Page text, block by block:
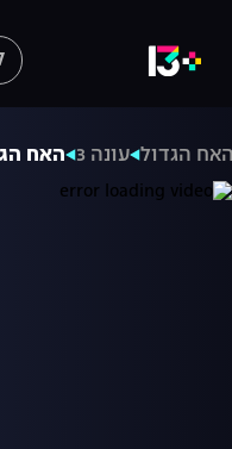
הגדול עונה 3 האח הגדול,